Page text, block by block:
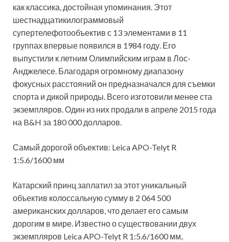
как классика, достойная упоминания. Этот
шестнадцатикилограммовый
супертелефотообъектив с 13 элементами в 11
группах впервые появился в 1984 году. Его
выпустили к летним Олимпийским играм в Лос-
Анджелесе. Благодаря огромному диапазону
фокусных расстояний он предназначался для съемки
спорта и дикой природы. Всего изготовили менее ста
экземпляров. Один из них продали в апреле 2015 года
на B&H за 180 000 долларов.
Самый дорогой объектив: Leica APO-Telyt R
1:5.6/1600 мм
Катарский принц заплатил за этот уникальный
объектив колоссальную сумму в 2 064 500
американских долларов, что делает его самым
дорогим в мире. Известно о существовании двух
экземпляров Leica APO-Telyt R 1:5.6/1600 мм,